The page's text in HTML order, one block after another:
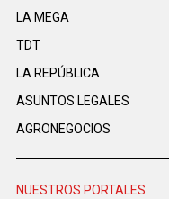
LA MEGA
TDT
LA REPÚBLICA
ASUNTOS LEGALES
AGRONEGOCIOS
NUESTROS PORTALES